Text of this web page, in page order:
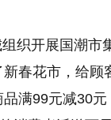
织开展国潮市
春花市，给顾
满99元减30